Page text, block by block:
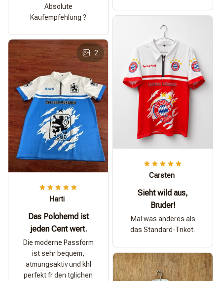
Absolute
Kaufempfehlung ?
Carsten
Sieht wild aus,
Bruder!
Mal was anderes als
das Standard-Trikot.
2
Harti
Das Polohemd ist
jeden Cent wert.
Die moderne Passform
ist sehr bequem,
atmungsaktiv und khl
perfekt fr den tglichen